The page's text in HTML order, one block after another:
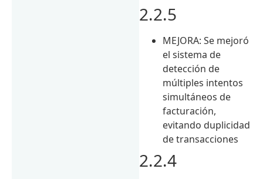
2.2.5
MEJORA: Se mejoró
el sistema de
detección de
múltiples intentos
simultáneos de
facturación,
evitando duplicidad
de transacciones
2.2.4